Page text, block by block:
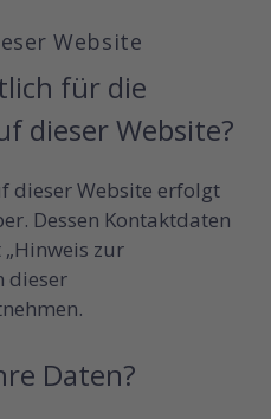
Website
für die
dieser Website?
dieser Website erfolgt
Dessen Kontaktdaten
zur
dieser
Daten?